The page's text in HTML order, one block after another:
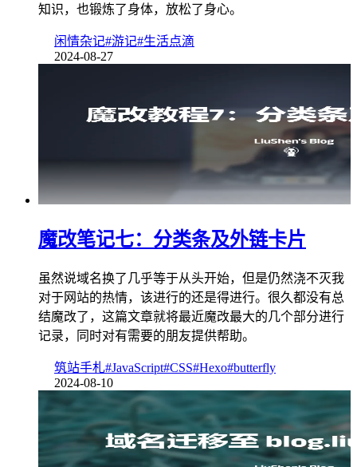
知识，也锻炼了身体，放松了身心。
闲情杂记#游记#生活点滴
2024-08-27
魔改笔记七：分类条及外链卡片
虽然说域名换了几乎等于从头开始，但是仍然浇不灭我
对于网站的热情，该进行的还是得进行。很久都没有总
结魔改了，这篇文章就将最近魔改最大的几个部分进行
记录，同时对有需要的朋友提供帮助。
筑站手札#JavaScript#CSS#Hexo#butterfly
2024-08-10